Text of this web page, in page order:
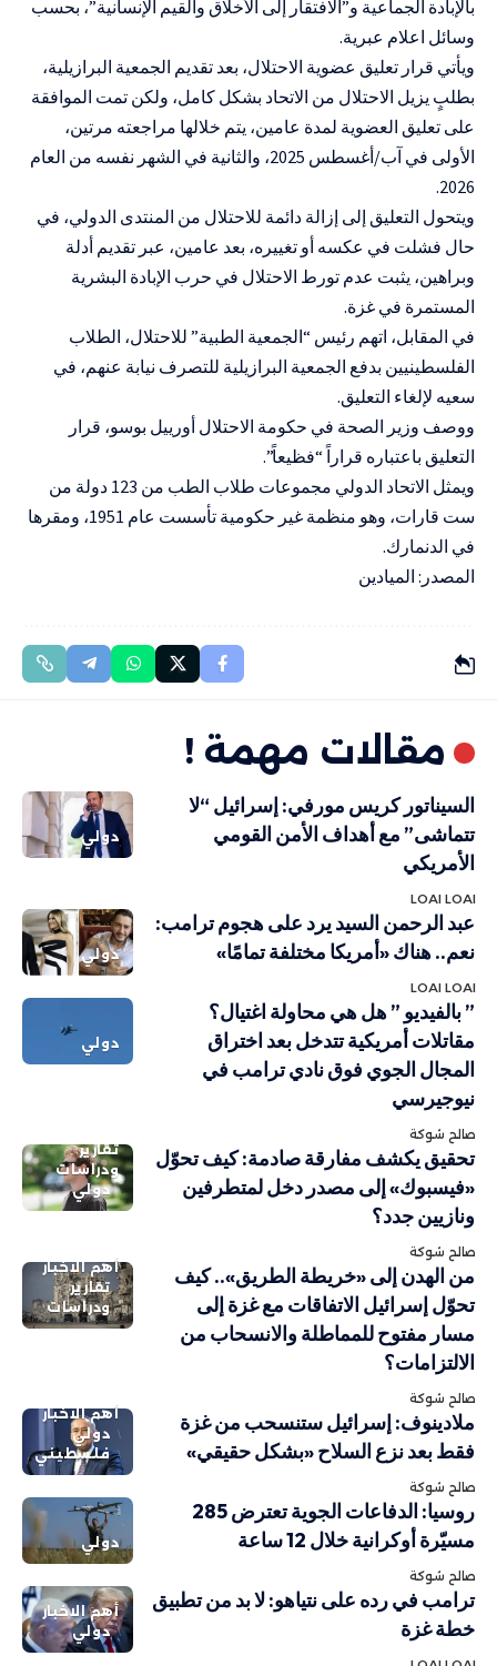
بالإبادة الجماعية و”الافتقار إلى الأخلاق والقيم الإنسانية”، بحسب
وسائل اعلام عبرية.
ويأتي قرار تعليق عضوية الاحتلال، بعد تقديم الجمعية البرازيلية،
بطلبٍ يزيل الاحتلال من الاتحاد بشكل كامل، ولكن تمت الموافقة
على تعليق العضوية لمدة عامين، يتم خلالها مراجعته مرتين،
الأولى في آب/أغسطس 2025، والثانية في الشهر نفسه من العام
2026.
ويتحول التعليق إلى إزالة دائمة للاحتلال من المنتدى الدولي، في
حال فشلت في عكسه أو تغييره، بعد عامين، عبر تقديم أدلة
وبراهين، يثبت عدم تورط الاحتلال في حرب الإبادة البشرية
المستمرة في غزة.
في المقابل، اتهم رئيس “الجمعية الطبية” للاحتلال، الطلاب
الفلسطينيين بدفع الجمعية البرازيلية للتصرف نيابة عنهم، في
سعيه لإلغاء التعليق.
ووصف وزير الصحة في حكومة الاحتلال أورييل بوسو، قرار
التعليق باعتباره قراراً “فظيعاً”.
ويمثل الاتحاد الدولي مجموعات طلاب الطب من 123 دولة من
ست قارات، وهو منظمة غير حكومية تأسست عام 1951، ومقرها
في الدنمارك.
المصدر: الميادين
مقالات مهمة !
دولي
السيناتور كريس مورفي: إسرائيل “لا
تتماشى” مع أهداف الأمن القومي
الأمريكي
LOAI LOAI
دولي
عبد الرحمن السيد يرد على هجوم ترامب:
نعم.. هناك «أمريكا مختلفة تمامًا»
LOAI LOAI
دولي
” بالفيديو ” هل هي محاولة اغتيال؟
مقاتلات أمريكية تتدخل بعد اختراق
المجال الجوي فوق نادي ترامب في
نيوجيرسي
صالح شوكة
تقارير
ودراسات
دولي
تحقيق يكشف مفارقة صادمة: كيف تحوّل
«فيسبوك» إلى مصدر دخل لمتطرفين
ونازيين جدد؟
صالح شوكة
أهم الاخبار
تقارير
ودراسات
من الهدن إلى «خريطة الطريق».. كيف
تحوّل إسرائيل الاتفاقات مع غزة إلى
مسار مفتوح للمماطلة والانسحاب من
الالتزامات؟
صالح شوكة
أهم الاخبار
دولي
فلسطيني
ملادينوف: إسرائيل ستنسحب من غزة
فقط بعد نزع السلاح «بشكل حقيقي»
صالح شوكة
دولي
روسيا: الدفاعات الجوية تعترض 285
مسيّرة أوكرانية خلال 12 ساعة
صالح شوكة
أهم الاخبار
دولي
ترامب في رده على نتياهو: لا بد من تطبيق
خطة غزة